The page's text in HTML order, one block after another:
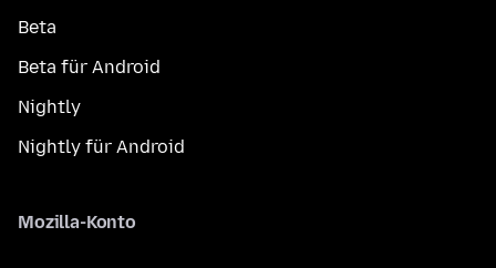
Beta
Beta für Android
Nightly
Nightly für Android
Mozilla-Konto